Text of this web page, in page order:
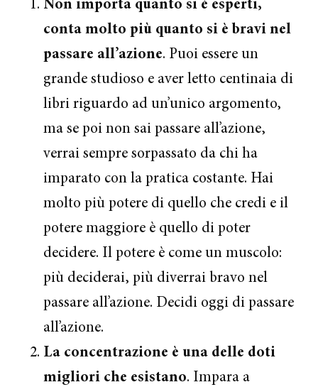
Non importa quanto si è esperti,
conta molto più quanto si è bravi nel
passare all’azione. Puoi essere un
grande studioso e aver letto centinaia di
libri riguardo ad un’unico argomento,
ma se poi non sai passare all’azione,
verrai sempre sorpassato da chi ha
imparato con la pratica costante. Hai
molto più potere di quello che credi e il
potere maggiore è quello di poter
decidere. Il potere è come un muscolo:
più deciderai, più diverrai bravo nel
passare all’azione. Decidi oggi di passare
all’azione.
La concentrazione è una delle doti
migliori che esistano. Impara a